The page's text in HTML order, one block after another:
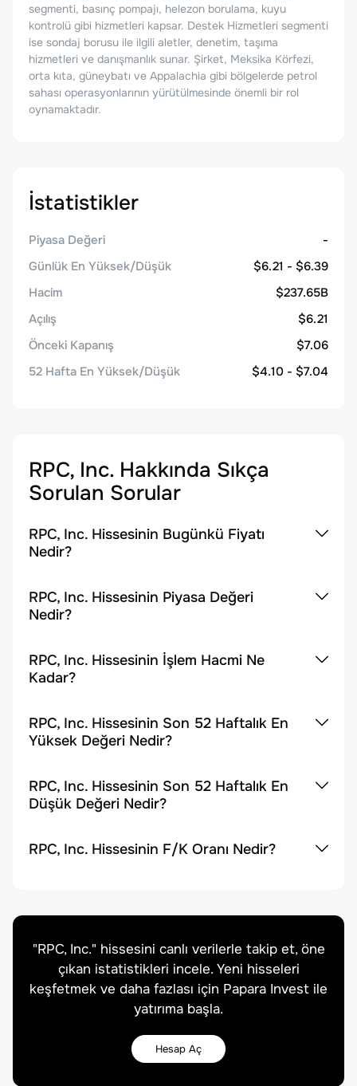
segmenti, basınç pompajı, helezon borulama, kuyu
kontrolü gibi hizmetleri kapsar. Destek Hizmetleri segmenti
ise sondaj borusu ile ilgili aletler, denetim, taşıma
hizmetleri ve danışmanlık sunar. Şirket, Meksika Körfezi,
orta kıta, güneybatı ve Appalachia gibi bölgelerde petrol
sahası operasyonlarının yürütülmesinde önemli bir rol
oynamaktadır.
İstatistikler
Piyasa Değeri
-
Günlük En Yüksek/Düşük
$6.21 - $6.39
Hacim
$237.65B
Açılış
$6.21
Önceki Kapanış
$7.06
52 Hafta En Yüksek/Düşük
$4.10 - $7.04
RPC, Inc. Hakkında Sıkça
Sorulan Sorular
RPC, Inc. Hissesinin Bugünkü Fiyatı
Nedir?
RPC, Inc. Hissesinin Piyasa Değeri
Nedir?
RPC, Inc. Hissesinin İşlem Hacmi Ne
Kadar?
RPC, Inc. Hissesinin Son 52 Haftalık En
Yüksek Değeri Nedir?
RPC, Inc. Hissesinin Son 52 Haftalık En
Düşük Değeri Nedir?
RPC, Inc. Hissesinin F/K Oranı Nedir?
"RPC, Inc." hissesini canlı verilerle takip et, öne
çıkan istatistikleri incele. Yeni hisseleri
keşfetmek ve daha fazlası için Papara Invest ile
yatırıma başla.
Hesap Aç